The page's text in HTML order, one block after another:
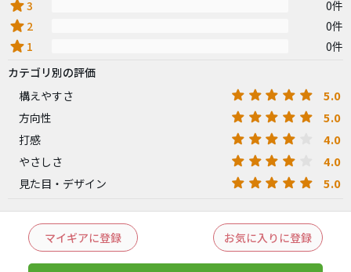
star3 0件
star 2 0件
star 1
0件
カテゴリ別の評価
構えやすさ
5.0
方向性 5.0
打感 4.0
やさしさ 4.0
見た目・デザイン 5.0
マイギアに登録 お気に入りに登録